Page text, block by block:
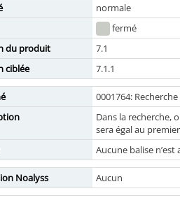
normale
fermé
du produit
7.1
ciblée
7.1.1
0001764:
Dans la recherche,
sera égal au premier
Aucune balise n’est
Noalyss Aucun